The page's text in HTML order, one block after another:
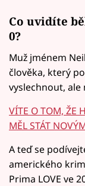
Co uvidíte
0?
Muž jménem
člověka, který
vyslechnout, ale
VÍTE O TOM, ŽE
MĚL STÁT
A teď se
amerického
Prima LOVE ve